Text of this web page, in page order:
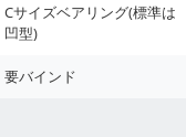
Cサイズベアリング(標準は
凹型)
要バインド